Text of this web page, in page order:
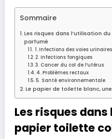
Sommaire
Les risques dans l’utilisation
parfumé
1. Infections des voies urinaires
2. Infections fongiques
3. Cancer du col de l’utérus
4. Problèmes rectaux
5. Santé environnementale
Le papier de toilette blanc,
Les risques
papier toilette